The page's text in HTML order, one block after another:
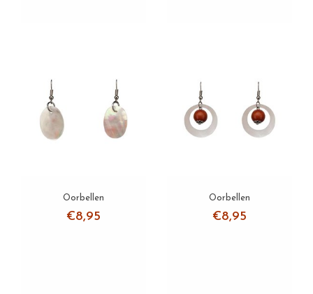
Oorbellen
€8,95
Oorbellen
€8,95